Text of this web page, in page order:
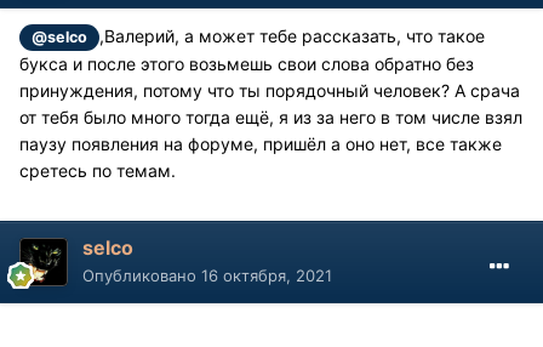
@selco
,Валерий, а может тебе рассказать, что такое
букса и после этого возьмешь свои слова обратно без
принуждения, потому что ты порядочный человек? А срача
от тебя было много тогда ещё, я из за него в том числе взял
паузу появления на форуме, пришёл а оно нет, все также
сретесь по темам.
selco
Опубликовано 16 октября, 2021